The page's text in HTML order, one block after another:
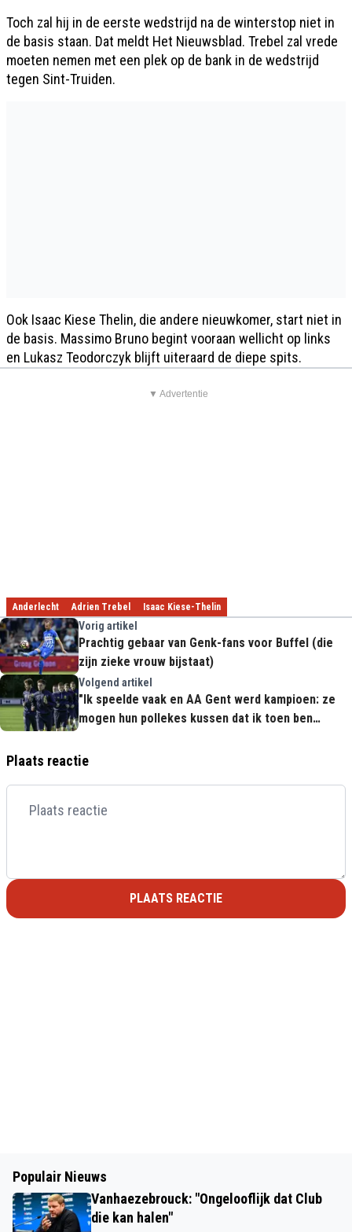
Toch zal hij in de eerste wedstrijd na de winterstop niet in
de basis staan. Dat meldt Het Nieuwsblad. Trebel zal vrede
moeten nemen met een plek op de bank in de wedstrijd
tegen Sint-Truiden.
Ook Isaac Kiese Thelin, die andere nieuwkomer, start niet in
de basis. Massimo Bruno begint vooraan wellicht op links
en Lukasz Teodorczyk blijft uiteraard de diepe spits.
▼ Advertentie
Anderlecht Adrien Trebel Isaac Kiese-Thelin
Vorig artikel
Prachtig gebaar van Genk-fans voor Buffel (die
zijn zieke vrouw bijstaat)
Volgend artikel
"Ik speelde vaak en AA Gent werd kampioen: ze
mogen hun pollekes kussen dat ik toen ben
Plaats reactie
PLAATS REACTIE
Populair Nieuws
Vanhaezebrouck: "Ongelooflijk dat Club
die kan halen"